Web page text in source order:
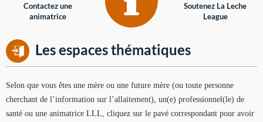
Contactez une
animatrice
Soutenez La Leche
League
Les espaces thématiques
Selon que vous êtes une mère ou une future mère (ou toute personne
cherchant de l’information sur l’allaitement), un(e) professionnel(le) de
santé ou une animatrice LLL, cliquez sur le pavé correspondant pour avoir